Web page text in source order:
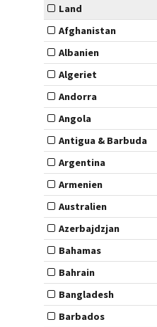
Land
Afghanistan
Albanien
Algeriet
Andorra
Angola
Antigua & Barbuda
Argentina
Armenien
Australien
Azerbajdzjan
Bahamas
Bahrain
Bangladesh
Barbados